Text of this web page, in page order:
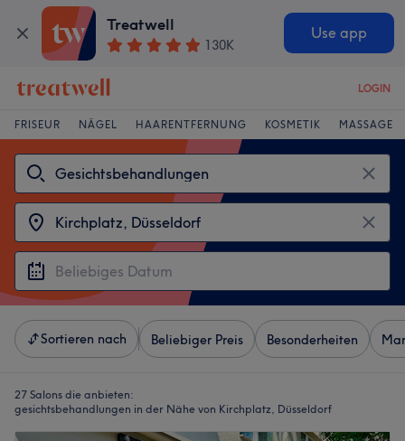
Treatwell
130K
Use app
LOGIN
FRISEUR NÄGEL HAARENTFERNUNG KOSMETIK MASSAGE
Sortieren nach Beliebiger Preis Besonderheiten
27 Salons die anbieten:
gesichtsbehandlungen in der Nähe von Kirchplatz, Düsseldorf